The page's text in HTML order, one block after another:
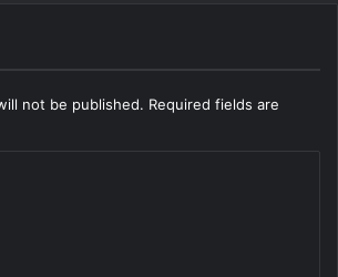
not be published. Required fields are